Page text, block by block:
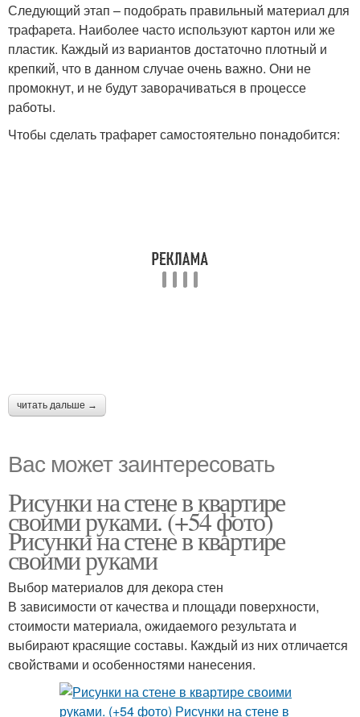
Следующий этап – подобрать правильный материал для
трафарета. Наиболее часто используют картон или же
пластик. Каждый из вариантов достаточно плотный и
крепкий, что в данном случае очень важно. Они не
промокнут, и не будут заворачиваться в процессе
работы.
Чтобы сделать трафарет самостоятельно понадобится:
читать дальше →
Вас может заинтересовать
Рисунки на стене в квартире
своими руками. (+54 фото)
Рисунки на стене в квартире
своими руками
Выбор материалов для декора стен
В зависимости от качества и площади поверхности,
стоимости материала, ожидаемого результата и
выбирают красящие составы. Каждый из них отличается
свойствами и особенностями нанесения.